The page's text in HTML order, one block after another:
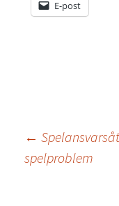
E-post
←
spelproblem